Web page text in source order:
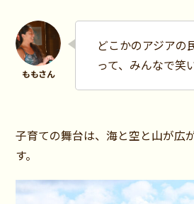
どこかのアジアの
って、みんなで笑
子育ての舞台は、海と空と山が広
す。